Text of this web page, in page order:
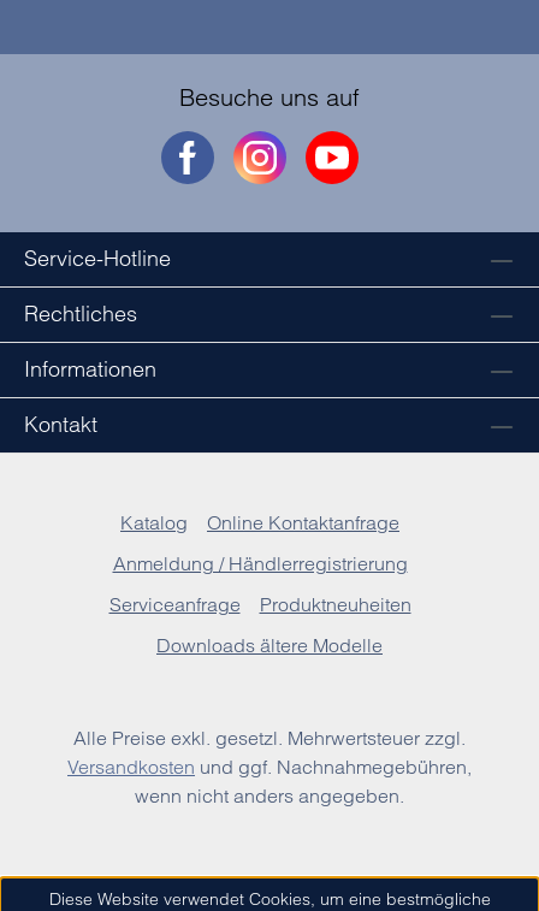
Besuche uns auf
Service-Hotline
Rechtliches
Informationen
Kontakt
Katalog
Online Kontaktanfrage
Anmeldung / Händlerregistrierung
Serviceanfrage
Produktneuheiten
Downloads ältere Modelle
Alle Preise exkl. gesetzl. Mehrwertsteuer zzgl.
Versandkosten und ggf. Nachnahmegebühren,
wenn nicht anders angegeben.
Diese Website verwendet Cookies, um eine bestmögliche